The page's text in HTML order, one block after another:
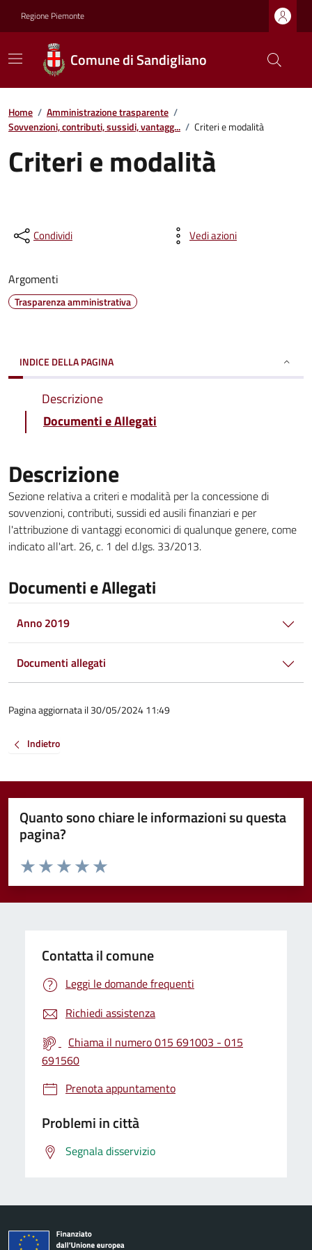
Regione Piemonte
Comune di Sandigliano
Home / Amministrazione trasparente /
Sovvenzioni, contributi, sussidi, vantagg... / Criteri e modalità
Criteri e modalità
Condividi Vedi azioni
Argomenti
Trasparenza amministrativa
INDICE DELLA PAGINA
Descrizione
Documenti e Allegati
Descrizione
Sezione relativa a criteri e modalità per la concessione di
sovvenzioni, contributi, sussidi ed ausili finanziari e per
l'attribuzione di vantaggi economici di qualunque genere, come
indicato all'art. 26, c. 1 del d.lgs. 33/2013.
Documenti e Allegati
Anno 2019
Documenti allegati
Pagina aggiornata il 30/05/2024 11:49
Indietro
Quanto sono chiare le informazioni su questa
pagina?
Valuta da 1 a 5 stelle la pagina
Valuta 5 stelle su 5
Valuta 4 stelle su 5
Valuta 3 stelle su 5
Valuta 2 stelle su 5
Valuta 1 stelle su 5
Contatta il comune
Leggi le domande frequenti
Richiedi assistenza
Chiama il numero 015 691003 - 015
691560
Prenota appuntamento
Problemi in città
Segnala disservizio